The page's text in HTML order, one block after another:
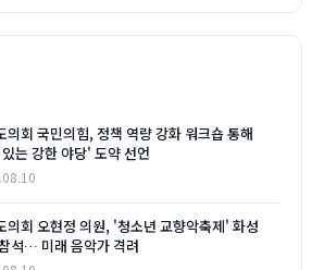
의회 국민의힘, 정책 역량 강화 워크숍 통해
는 강한 야당' 도약 선언
의회 오현정 의원, '청소년 교향악축제' 화성
석… 미래 음악가 격려